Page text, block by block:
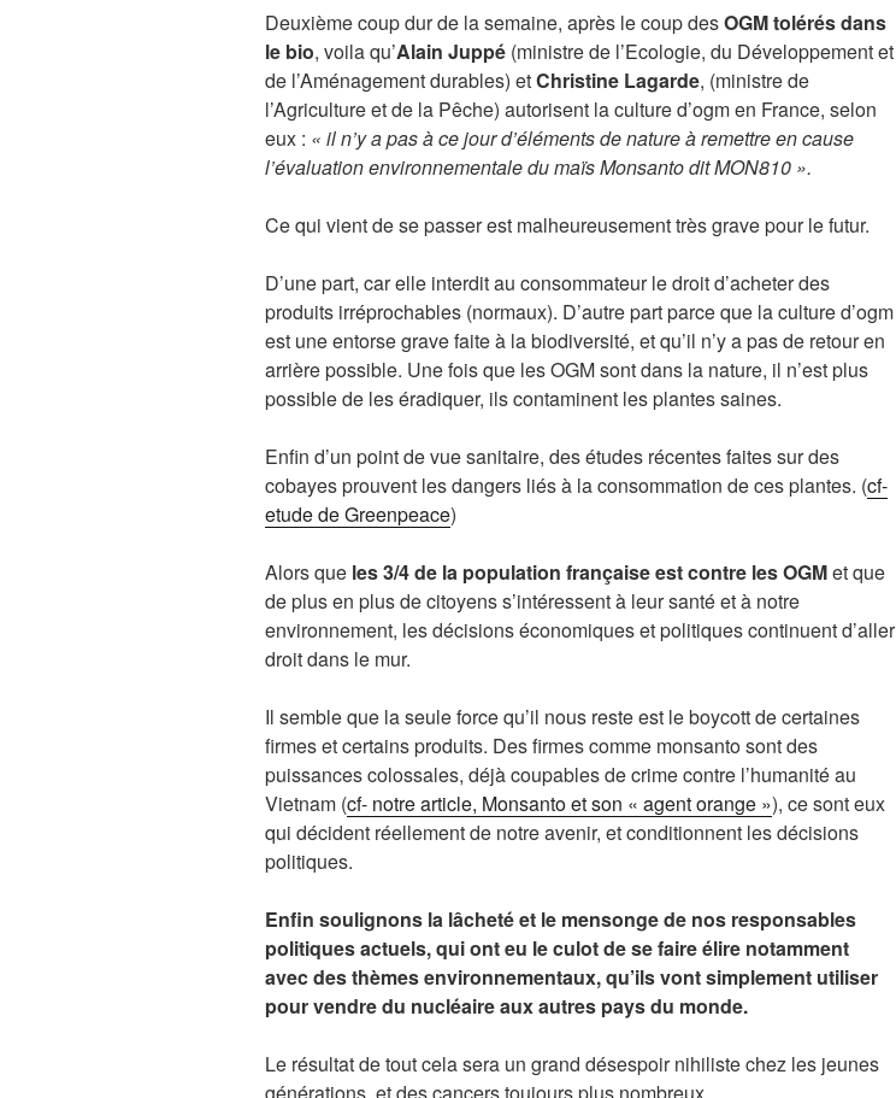
Deuxième coup dur de la semaine, après le coup desOGM tolérés dans
le bio, voila qu’Alain Juppé (ministre de l’Ecologie, du Développement et
de l’Aménagement durables) etChristine Lagarde, (ministre de
l’Agriculture et de la Pêche) autorisent la culture d’ogm en France, selon
eux : « il n’y a pas à ce jour d’éléments de nature à remettre en cause
l’évaluation environnementale du maïs Monsanto dit MON810 ».
Ce qui vient de se passer est malheureusement très grave pour le futur.
D’une part, car elle interdit au consommateur le droit d’acheter des
produits irréprochables (normaux). D’autre part parce que la culture d’ogm
est une entorse grave faite à la biodiversité, et qu’il n’y a pas de retour en
arrière possible. Une fois que les OGM sont dans la nature, il n’est plus
possible de les éradiquer, ils contaminent les plantes saines.
Enfin d’un point de vue sanitaire, des études récentes faites sur des
cobayes prouvent les dangers liés à la consommation de ces plantes. (cf-
etude de Greenpeace)
Alors que les 3/4 de la population française est contre les OGMet que
de plus en plus de citoyens s’intéressent à leur santé et à notre
environnement, les décisions économiques et politiques continuent d’aller
droit dans le mur.
Il semble que la seule force qu’il nous reste est le boycott de certaines
firmes et certains produits. Des firmes comme monsanto sont des
puissances colossales, déjà coupables de crime contre l’humanité au
Vietnam (cf- notre article, Monsanto et son « agent orange »), ce sont eux
qui décident réellement de notre avenir, et conditionnent les décisions
politiques.
Enfin soulignons la lâcheté et le mensonge de nos responsables
politiques actuels, qui ont eu le culot de se faire élire notamment
avec des thèmes environnementaux, qu’ils vont simplement utiliser
pour vendre du nucléaire aux autres pays du monde.
Le résultat de tout cela sera un grand désespoir nihiliste chez les jeunes
générations, et des cancers toujours plus nombreux.